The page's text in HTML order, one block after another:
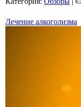
Лечение алкоголизма